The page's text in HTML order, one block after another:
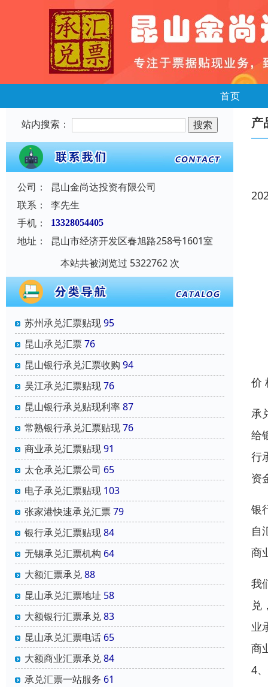
首页
站内搜索：
公司：
昆山金尚达投资有限公司
联系：
李先生
手机：
13328054405
地址：
昆山市经济开发区春旭路258号1601室
本站共被浏览过 5322762 次
苏州承兑汇票贴现95
昆山承兑汇票76
昆山银行承兑汇票收购 94
吴江承兑汇票贴现76
昆山银行承兑贴现利率87
常熟银行承兑汇票贴现76
商业承兑汇票贴现91
太仓承兑汇票公司 65
电子承兑汇票贴现 103
张家港快速承兑汇票79
银行承兑汇票贴现84
无锡承兑汇票机构 64
大额汇票承兑88
昆山承兑汇票地址 58
大额银行汇票承兑83
昆山承兑汇票电话 65
大额商业汇票承兑84
承兑汇票一站服务 61
产
价
承
给
行
资
银
自
商
我
兑
业
商
4